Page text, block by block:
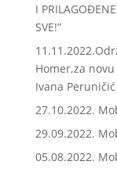
I
SVE!”
Homer,za
Ivana
27.10.2022.
29.09.2022.
05.08.2022.